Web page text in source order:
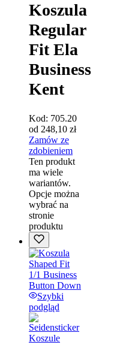
Koszula
Regular
Fit Ela
Business
Kent
Kod: 705.20
od 248,10 zł
Zamów ze
zdobieniem
Ten produkt
ma wiele
wariantów.
Opcje można
wybrać na
stronie
produktu
Szybki
podgląd
Koszule